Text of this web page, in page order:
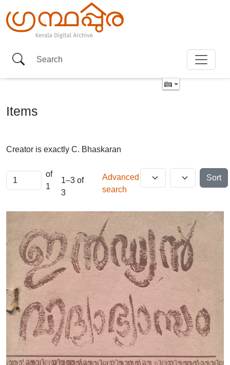
Items
Creator is exactly C. Bhaskaran
of
1
1–3 of
3
Advanced
search
Sort